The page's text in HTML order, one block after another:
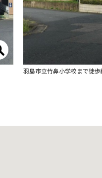
羽島市立竹鼻小学校まで徒